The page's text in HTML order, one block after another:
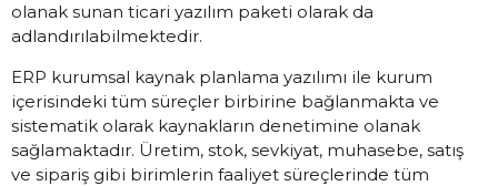
olanak sunan ticari yazılım paketi olarak da
adlandırılabilmektedir.
ERP kurumsal kaynak planlama yazılımı ile kurum
içerisindeki tüm süreçler birbirine bağlanmakta ve
sistematik olarak kaynakların denetimine olanak
sağlamaktadır. Üretim, stok, sevkiyat, muhasebe, satış
ve sipariş gibi birimlerin faaliyet süreçlerinde tüm